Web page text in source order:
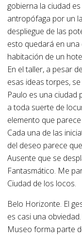
gobierna la ciudad
antropófaga por un
despliegue de las
esto quedará en
habitación de un
En el taller, a pesar
esas ideas torpes,
Paulo es una ciudad
a toda suerte de
elemento que
Cada una de las
del deseo parece
Ausente que se
Fantasmático. Me
Ciudad de los locos.
Belo Horizonte. El
es casi una
Museo forma parte